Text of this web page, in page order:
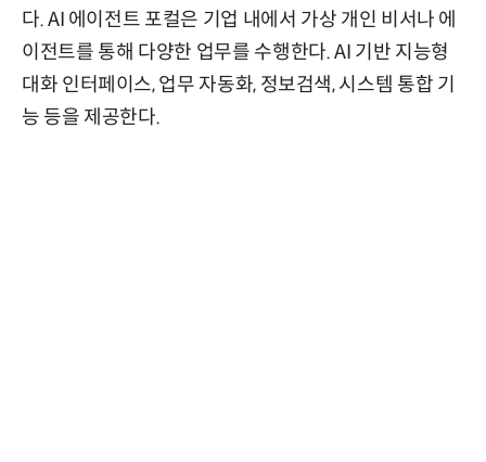
다. AI 에이전트 포컬은 기업 내에서 가상 개인 비서나 에
이전트를 통해 다양한 업무를 수행한다. AI 기반 지능형
대화 인터페이스, 업무 자동화, 정보검색, 시스템 통합 기
능 등을 제공한다.